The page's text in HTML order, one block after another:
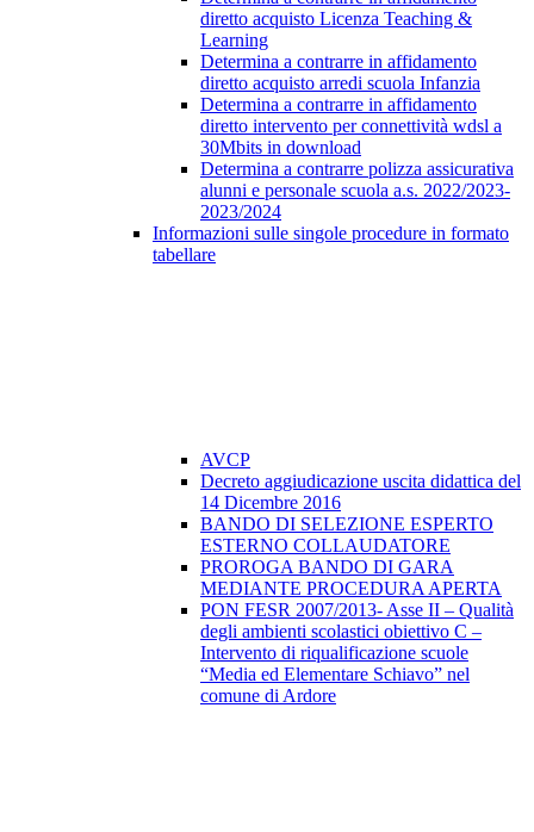
diretto acquisto Licenza Teaching &
Learning
Determina a contrarre in affidamento
diretto acquisto arredi scuola Infanzia
Determina a contrarre in affidamento
diretto intervento per connettività wdsl a
30Mbits in download
Determina a contrarre polizza assicurativa
alunni e personale scuola a.s. 2022/2023-
2023/2024
Informazioni sulle singole procedure in formato
tabellare
AVCP
Decreto aggiudicazione uscita didattica del
14 Dicembre 2016
BANDO DI SELEZIONE ESPERTO
ESTERNO COLLAUDATORE
PROROGA BANDO DI GARA
MEDIANTE PROCEDURA APERTA
PON FESR 2007/2013- Asse II – Qualità
degli ambienti scolastici obiettivo C –
Intervento di riqualificazione scuole
“Media ed Elementare Schiavo” nel
comune di Ardore